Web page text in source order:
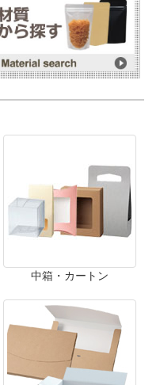
中箱・カートン